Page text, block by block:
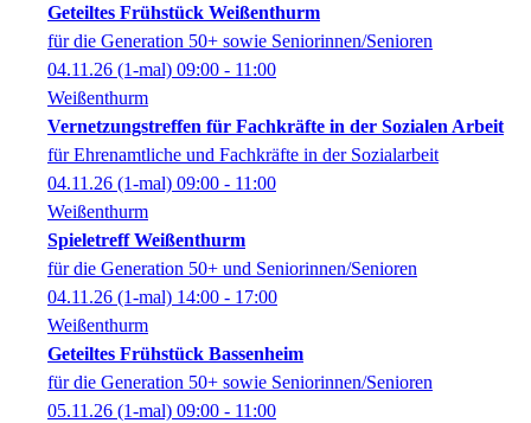
Geteiltes Frühstück Weißenthurm
für die Generation 50+ sowie Seniorinnen/Senioren
04.11.26 (1-mal) 09:00 - 11:00
Weißenthurm
Vernetzungstreffen für Fachkräfte in der Sozialen Arbeit
für Ehrenamtliche und Fachkräfte in der Sozialarbeit
04.11.26 (1-mal) 09:00 - 11:00
Weißenthurm
Spieletreff Weißenthurm
für die Generation 50+ und Seniorinnen/Senioren
04.11.26 (1-mal) 14:00 - 17:00
Weißenthurm
Geteiltes Frühstück Bassenheim
für die Generation 50+ sowie Seniorinnen/Senioren
05.11.26 (1-mal) 09:00 - 11:00